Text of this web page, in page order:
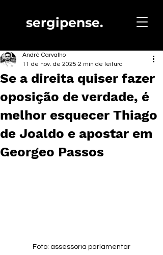
sergipense.
Se a direita quiser fazer
oposição de verdade, é
melhor esquecer Thiago
de Joaldo e apostar em
Georgeo Passos
André Carvalho
11 de nov. de 2025 2 min de leitura
Foto: assessoria parlamentar